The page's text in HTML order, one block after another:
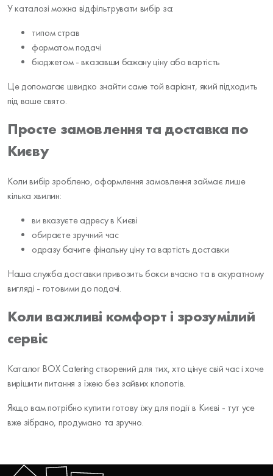
У каталозі можна відфільтрувати вибір за:
типом страв
форматом подачі
бюджетом - вказавши бажану ціну або вартість
Це допомагає швидко знайти саме той варіант, який підходить
під ваше свято.
Просте замовлення та доставка по
Києву
Коли вибір зроблено, оформлення замовлення займає лише
кілька хвилин:
ви вказуєте адресу в Києві
обираєте зручний час
одразу бачите фінальну ціну та вартість доставки
Наша служба доставки привозить бокси вчасно та в акуратному
вигляді - готовими до подачі.
Коли важливі комфорт і зрозумілий
сервіс
Каталог BOX Catering створений для тих, хто цінує свій час і хоче
вирішити питання з їжею без зайвих клопотів.
Якщо вам потрібно купити готову їжу для події в Києві - тут усе
вже зібрано, продумано та зручно.